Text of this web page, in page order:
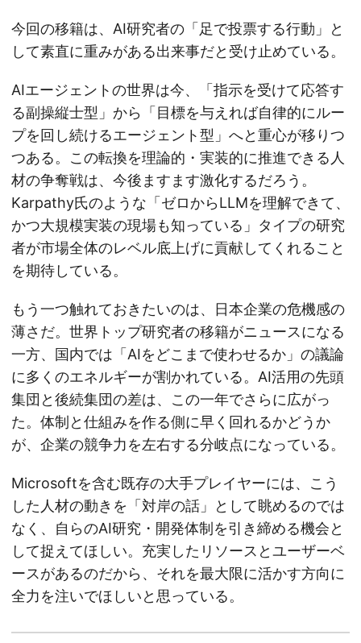
今回の移籍は、AI研究者の「足で投票する行動」と
して素直に重みがある出来事だと受け止めている。
AIエージェントの世界は今、「指示を受けて応答す
る副操縦士型」から「目標を与えれば自律的にルー
プを回し続けるエージェント型」へと重心が移りつ
つある。この転換を理論的・実装的に推進できる人
材の争奪戦は、今後ますます激化するだろう。
Karpathy氏のような「ゼロからLLMを理解できて、
かつ大規模実装の現場も知っている」タイプの研究
者が市場全体のレベル底上げに貢献してくれること
を期待している。
もう一つ触れておきたいのは、日本企業の危機感の
薄さだ。世界トップ研究者の移籍がニュースになる
一方、国内では「AIをどこまで使わせるか」の議論
に多くのエネルギーが割かれている。AI活用の先頭
集団と後続集団の差は、この一年でさらに広がっ
た。体制と仕組みを作る側に早く回れるかどうか
が、企業の競争力を左右する分岐点になっている。
Microsoftを含む既存の大手プレイヤーには、こう
した人材の動きを「対岸の話」として眺めるのでは
なく、自らのAI研究・開発体制を引き締める機会と
して捉えてほしい。充実したリソースとユーザーベ
ースがあるのだから、それを最大限に活かす方向に
全力を注いでほしいと思っている。